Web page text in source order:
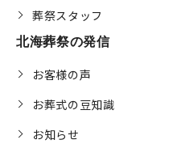
葬祭スタッフ
北海葬祭の発信
お客様の声
お葬式の豆知識
お知らせ